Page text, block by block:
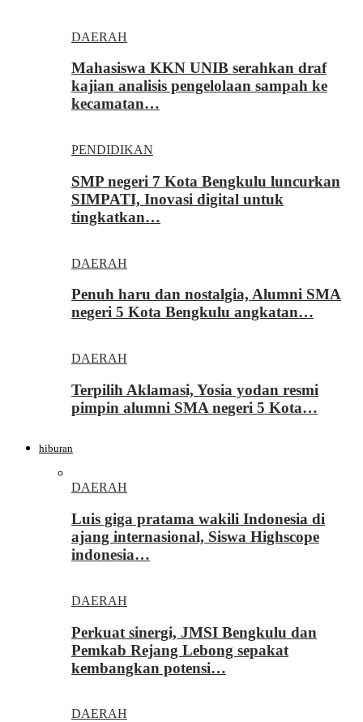
DAERAH
Mahasiswa KKN UNIB serahkan draf
kajian analisis pengelolaan sampah ke
kecamatan…
PENDIDIKAN
SMP negeri 7 Kota Bengkulu luncurkan
SIMPATI, Inovasi digital untuk
tingkatkan…
DAERAH
Penuh haru dan nostalgia, Alumni SMA
negeri 5 Kota Bengkulu angkatan…
DAERAH
Terpilih Aklamasi, Yosia yodan resmi
pimpin alumni SMA negeri 5 Kota…
hiburan
DAERAH
Luis giga pratama wakili Indonesia di
ajang internasional, Siswa Highscope
indonesia…
DAERAH
Perkuat sinergi, JMSI Bengkulu dan
Pemkab Rejang Lebong sepakat
kembangkan potensi…
DAERAH